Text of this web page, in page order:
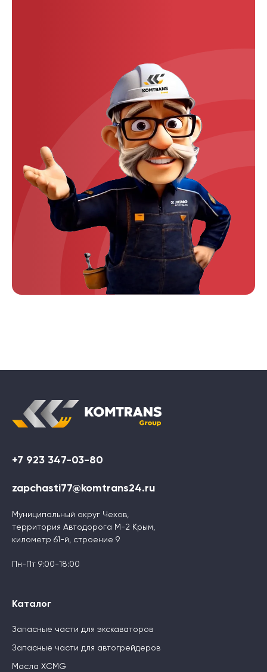
+7 923 347-03-80
zapchasti77@komtrans24.ru
Муниципальный округ Чехов,
территория Автодорога М-2 Крым,
километр 61-й, строение 9
Пн-Пт 9:00-18:00
Каталог
Запасные части для экскаваторов
Запасные части для автогрейдеров
Масла XCMG